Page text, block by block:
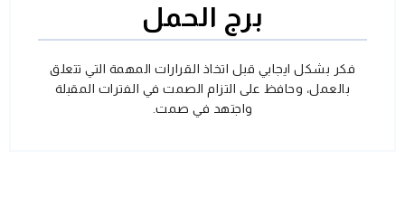
برج الحمل
فكر بشكل ايجابي قبل اتخاذ القرارات المهمة التي تتعلق
بالعمل، وحافظ على التزام الصمت في الفترات المقبلة
واجتهد في صمت.